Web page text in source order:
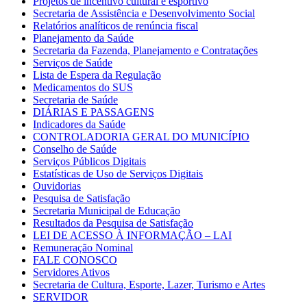
Secretaria de Assistência e Desenvolvimento Social
Relatórios analíticos de renúncia fiscal
Planejamento da Saúde
Secretaria da Fazenda, Planejamento e Contratações
Serviços de Saúde
Lista de Espera da Regulação
Medicamentos do SUS
Secretaria de Saúde
DIÁRIAS E PASSAGENS
Indicadores da Saúde
CONTROLADORIA GERAL DO MUNICÍPIO
Conselho de Saúde
Serviços Públicos Digitais
Estatísticas de Uso de Serviços Digitais
Ouvidorias
Pesquisa de Satisfação
Secretaria Municipal de Educação
Resultados da Pesquisa de Satisfação
LEI DE ACESSO À INFORMAÇÃO – LAI
Remuneração Nominal
FALE CONOSCO
Servidores Ativos
Secretaria de Cultura, Esporte, Lazer, Turismo e Artes
SERVIDOR